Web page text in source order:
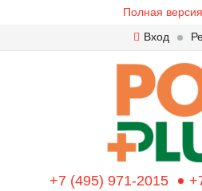
Полная
Вход
+7 (495) 971-2015